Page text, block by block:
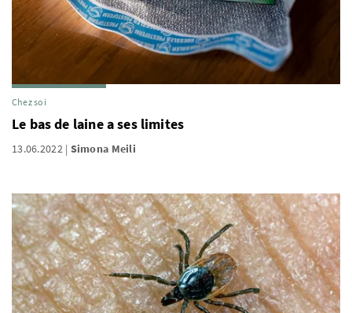
Chez soi
Le bas de laine a ses limites
13.06.2022 Simona Meili